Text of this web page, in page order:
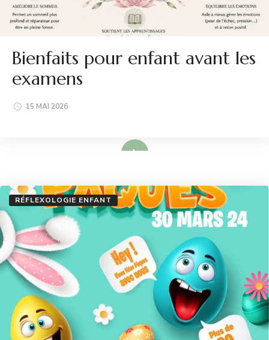
Bienfaits pour enfant avant les
examens
15 MAI 2026
RÉFLEXOLOGIE ENFANT